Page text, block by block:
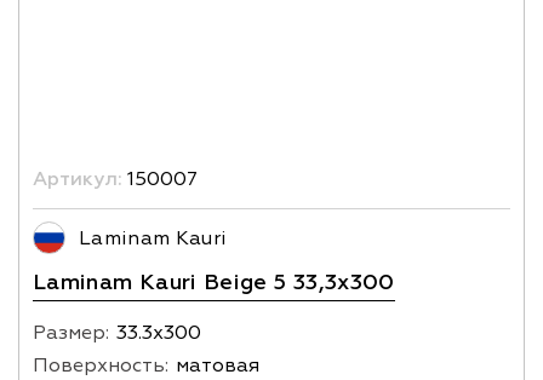
Артикул: 150007
Laminam Kauri
Laminam Kauri Beige 5 33,3x300
Размер: 33.3х300
Поверхность: матовая